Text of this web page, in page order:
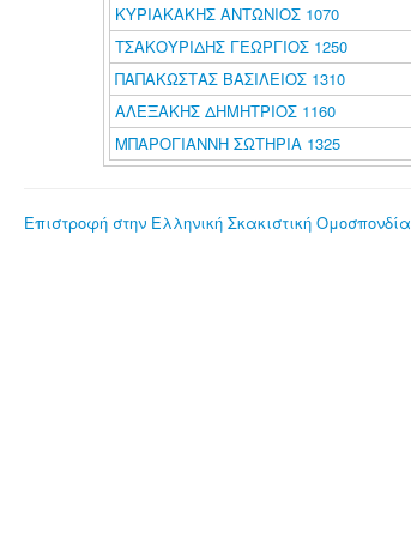
ΚΥΡΙΑΚΑΚΗΣ ΑΝΤΩΝΙΟΣ 1070
ΤΣΑΚΟΥΡΙΔΗΣ ΓΕΩΡΓΙΟΣ 1250
ΠΑΠΑΚΩΣΤΑΣ ΒΑΣΙΛΕΙΟΣ 1310
ΑΛΕΞΑΚΗΣ ΔΗΜΗΤΡΙΟΣ 1160
ΜΠΑΡΟΓΙΑΝΝΗ ΣΩΤΗΡΙΑ 1325
Επιστροφή στην Ελληνική Σκακιστική Ομοσπονδία